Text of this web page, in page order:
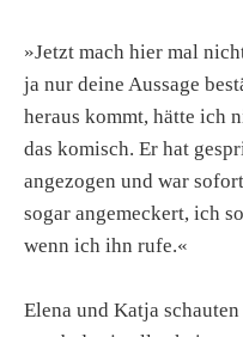
»Jetzt mach hier mal
ja nur deine Aussage
heraus kommt, hätte ich
das komisch. Er hat
angezogen und war
sogar angemeckert, ich
wenn ich ihn rufe.«
Elena und Katja